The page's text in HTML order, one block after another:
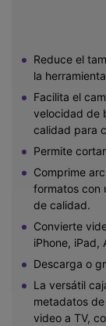
Reduce el
la
Facilita el
velocidad de
calidad para
Permite
Comprime
formatos con
de calidad.
Convierte
iPhone, iPad,
Descarga o
La versátil
metadatos
video a TV,